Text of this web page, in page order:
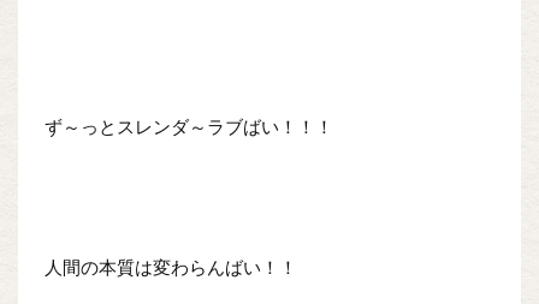
ず～っとスレンダ～ラブばい！！！
人間の本質は変わらんばい！！